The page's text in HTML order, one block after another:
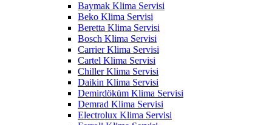
Baymak Klima Servisi
Beko Klima Servisi
Beretta Klima Servisi
Bosch Klima Servisi
Carrier Klima Servisi
Cartel Klima Servisi
Chiller Klima Servisi
Daikin Klima Servisi
Demirdöküm Klima Servisi
Demrad Klima Servisi
Electrolux Klima Servisi